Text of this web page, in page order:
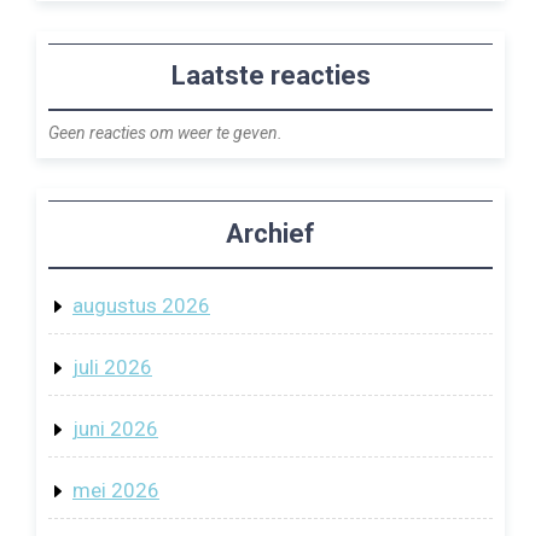
Laatste reacties
Geen reacties om weer te geven.
Archief
augustus 2026
juli 2026
juni 2026
mei 2026